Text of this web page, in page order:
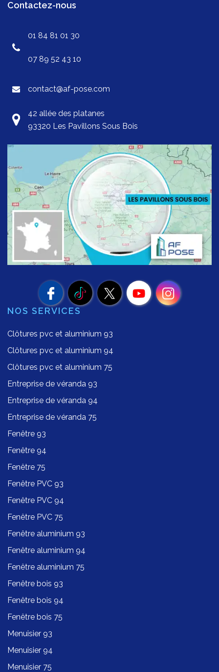
Contactez-nous
01 84 81 01 30
07 89 52 43 10
contact@af-pose.com
42 allée des platanes
93320 Les Pavillons Sous Bois
NOS SERVICES
Clôtures pvc et aluminium 93
Clôtures pvc et aluminium 94
Clôtures pvc et aluminium 75
Entreprise de véranda 93
Entreprise de véranda 94
Entreprise de véranda 75
Fenêtre 93
Fenêtre 94
Fenêtre 75
Fenêtre PVC 93
Fenêtre PVC 94
Fenêtre PVC 75
Fenêtre aluminium 93
Fenêtre aluminium 94
Fenêtre aluminium 75
Fenêtre bois 93
Fenêtre bois 94
Fenêtre bois 75
Menuisier 93
Menuisier 94
Menuisier 75